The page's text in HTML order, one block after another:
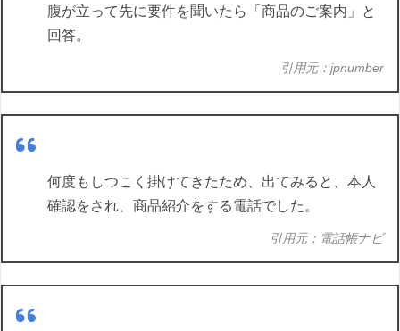
腹が立って先に要件を聞いたら「商品のご案内」と
回答。
引用元：jpnumber
何度もしつこく掛けてきたため、出てみると、本人
確認をされ、商品紹介をする電話でした。
引用元：電話帳ナビ